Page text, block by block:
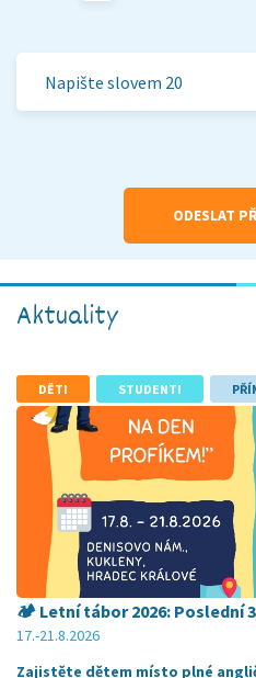
ODESLAT
Aktuality
DĚTI STUDENTI
🏕️ Letní tábor 2026: Poslední
17.-21.8.2026
Zajistěte dětem místo plné